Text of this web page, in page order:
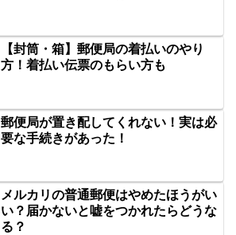
【封筒・箱】郵便局の着払いのやり
方！着払い伝票のもらい方も
郵便局が置き配してくれない！実は必
要な手続きがあった！
メルカリの普通郵便はやめたほうがい
い？届かないと嘘をつかれたらどうな
る？